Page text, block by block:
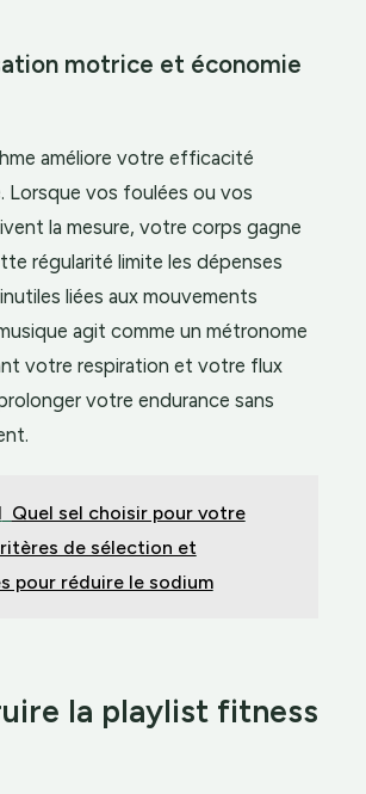
motrice et économie
améliore votre efficacité
Lorsque vos foulées ou vos
la mesure, votre corps gagne
régularité limite les dépenses
liées aux mouvements
agit comme un métronome
votre respiration et votre flux
votre endurance sans
Quel sel choisir pour votre
de sélection et
pour réduire le sodium
la playlist fitness